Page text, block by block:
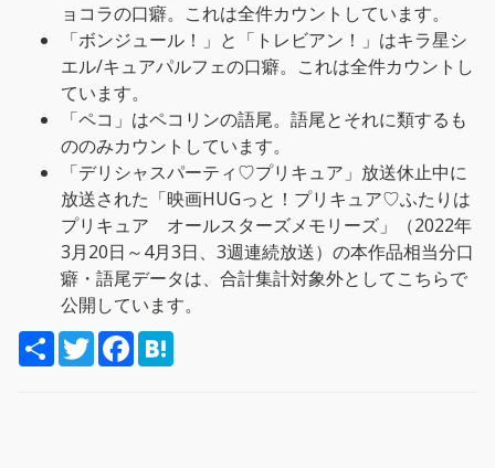
ョコラの口癖。これは全件カウントしています。
「ボンジュール！」と「トレビアン！」はキラ星シ
エル/キュアパルフェの口癖。これは全件カウントし
ています。
「ペコ」はペコリンの語尾。語尾とそれに類するも
ののみカウントしています。
「デリシャスパーティ♡プリキュア」放送休止中に
放送された「映画HUGっと！プリキュア♡ふたりは
プリキュア オールスターズメモリーズ」（2022年
3月20日～4月3日、3週連続放送）の本作品相当分口
癖・語尾データは、合計集計対象外としてこちらで
公開しています。
S
h
T
w
F
a